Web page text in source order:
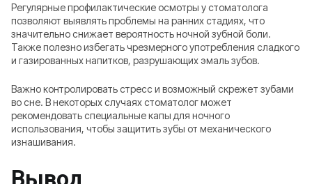
Регулярные профилактические осмотры у стоматолога
позволяют выявлять проблемы на ранних стадиях, что
значительно снижает вероятность ночной зубной боли.
Также полезно избегать чрезмерного употребления сладкого
и газированных напитков, разрушающих эмаль зубов.
Важно контролировать стресс и возможный скрежет зубами
во сне. В некоторых случаях стоматолог может
рекомендовать специальные капы для ночного
использования, чтобы защитить зубы от механического
изнашивания.